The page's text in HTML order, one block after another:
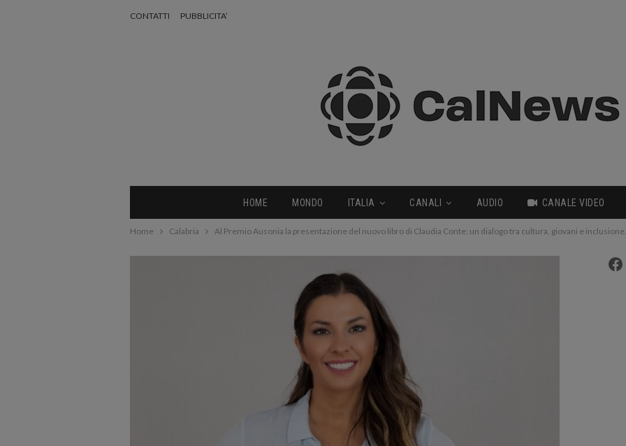
CONTATTI PUBBLICITA’
HOME MONDO ITALIA CANALI AUDIO CANALE VIDEO
Home Calabria Al Premio Ausonia la presentazione del nuovo libro di Claudia Conte: un dialogo tra cultura, giovani e inclusione.